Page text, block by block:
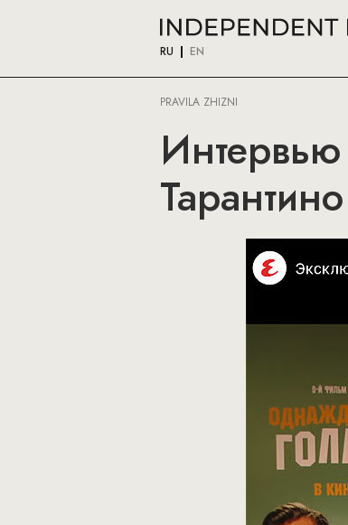
RU EN
PRAVILA ZHIZNI
Тарантино